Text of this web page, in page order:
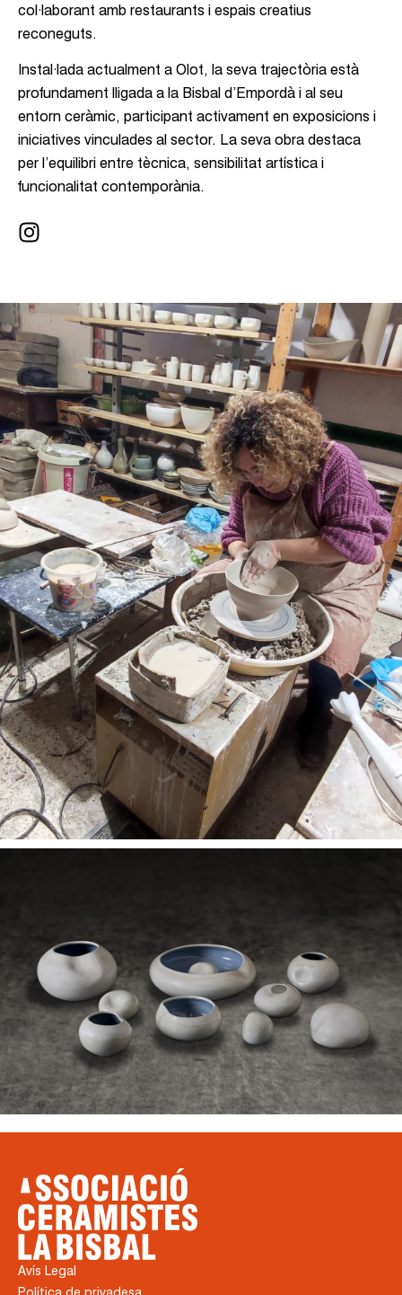
col·laborant amb restaurants i espais creatius
reconeguts.
Instal·lada actualment a Olot, la seva trajectòria està
profundament lligada a la Bisbal d’Empordà i al seu
entorn ceràmic, participant activament en exposicions i
iniciatives vinculades al sector. La seva obra destaca
per l’equilibri entre tècnica, sensibilitat artística i
funcionalitat contemporània.
Avís Legal
Política de privadesa